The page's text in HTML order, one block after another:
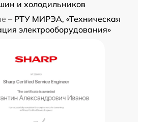
и холодильников
– РТУ МИРЭА, «Техническая
электрооборудования»